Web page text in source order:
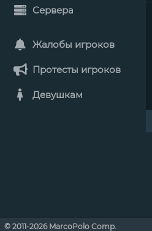
Сервера
Жалобы игроков
Протесты игроков
Девушкам
© 2011-2026 MarcoPolo Comp.